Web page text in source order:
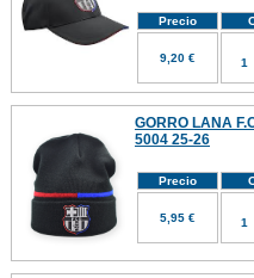
Precio
9,20 €
GORRO LANA
5004 25-26
Precio
5,95 €